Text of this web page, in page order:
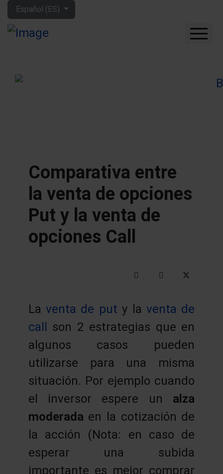
Seleccione su idioma
Español (ES)
APRENDE MÁS
Comparativa entre
la venta de opciones
Put y la venta de
opciones Call
Laventa de put y la venta de
call son 2 estrategias que en
algunos casos pueden
utilizarse para una misma
situación. Por ejemplo cuando
el inversor espere un alza
moderada en la cotización de
la acción (Nota: en caso de
esperar una subida
importante es mejor comprar